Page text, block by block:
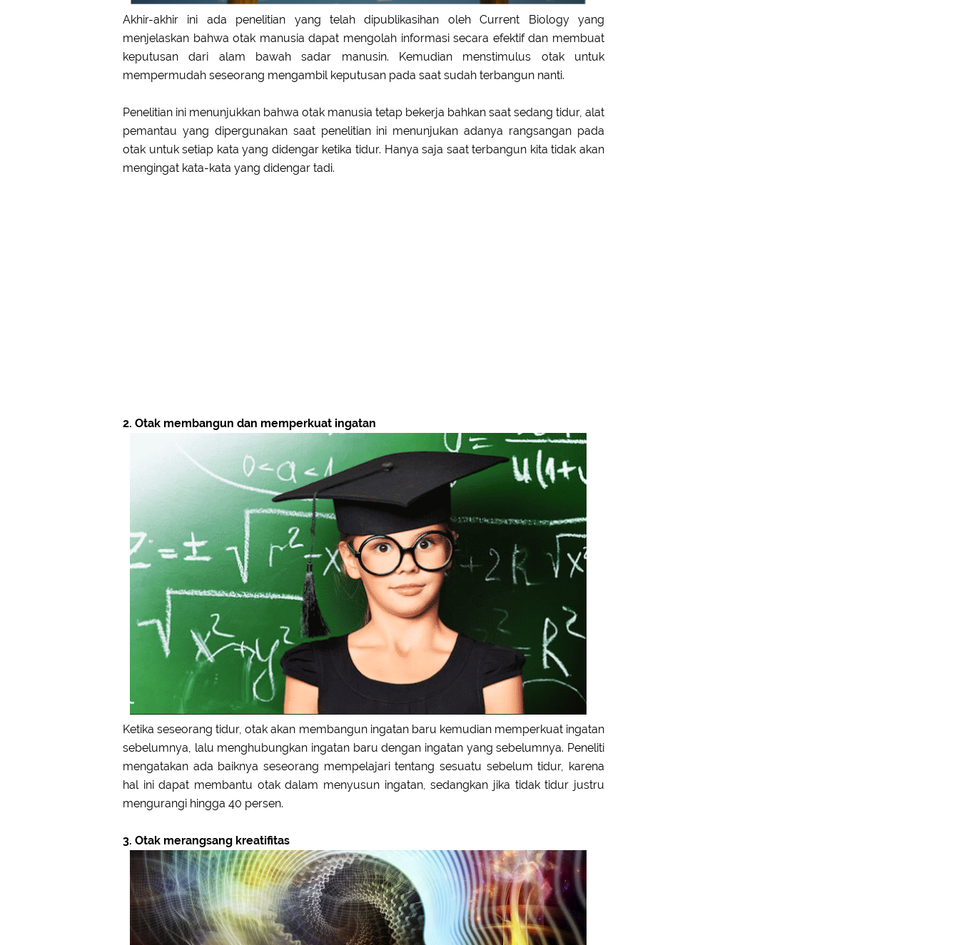
Akhir-akhir ini ada penelitian yang telah dipublikasihan oleh Current Biology yang
menjelaskan bahwa otak manusia dapat mengolah informasi secara efektif dan membuat
keputusan dari alam bawah sadar manusin. Kemudian menstimulus otak untuk
mempermudah seseorang mengambil keputusan pada saat sudah terbangun nanti.
Penelitian ini menunjukkan bahwa otak manusia tetap bekerja bahkan saat sedang tidur, alat
pemantau yang dipergunakan saat penelitian ini menunjukan adanya rangsangan pada
otak untuk setiap kata yang didengar ketika tidur. Hanya saja saat terbangun kita tidak akan
mengingat kata-kata yang didengar tadi.
2. Otak membangun dan memperkuat ingatan
Ketika seseorang tidur, otak akan membangun ingatan baru kemudian memperkuat ingatan
sebelumnya, lalu menghubungkan ingatan baru dengan ingatan yang sebelumnya. Peneliti
mengatakan ada baiknya seseorang mempelajari tentang sesuatu sebelum tidur, karena
hal ini dapat membantu otak dalam menyusun ingatan, sedangkan jika tidak tidur justru
mengurangi hingga 40 persen.
3. Otak merangsang kreatifitas